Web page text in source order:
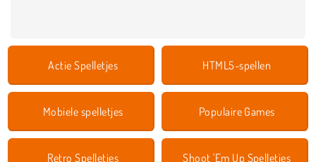
Actie Spelletjes HTML5-spellen
Mobiele spelletjes Populaire Games
Retro Spelletjes Shoot 'Em Up Spelletjes